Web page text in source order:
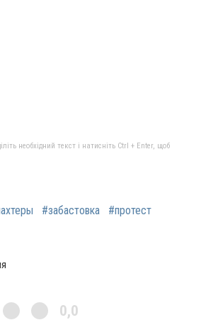
необхідний текст і натисніть Ctrl + Enter, щоб
#забастовка
#протест
0,0